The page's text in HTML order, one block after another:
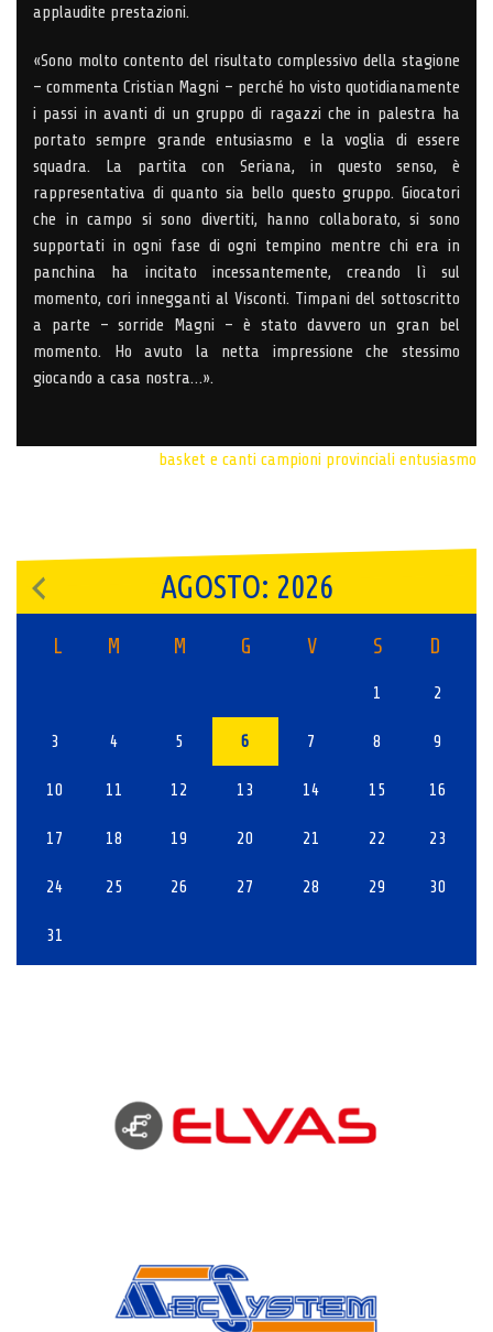
applaudite prestazioni.
«Sono molto contento del risultato complessivo della stagione
– commenta Cristian Magni – perché ho visto quotidianamente
i passi in avanti di un gruppo di ragazzi che in palestra ha
portato sempre grande entusiasmo e la voglia di essere
squadra. La partita con Seriana, in questo senso, è
rappresentativa di quanto sia bello questo gruppo. Giocatori
che in campo si sono divertiti, hanno collaborato, si sono
supportati in ogni fase di ogni tempino mentre chi era in
panchina ha incitato incessantemente, creando lì sul
momento, cori innegganti al Visconti. Timpani del sottoscritto
a parte – sorride Magni – è stato davvero un gran bel
momento. Ho avuto la netta impressione che stessimo
giocando a casa nostra…».
basket e canti campioni provinciali entusiasmo
AGOSTO: 2026
L M M G V S D
1 2
3 4 5 6 7 8 9
10 11 12 13 14 15 16
17 18 19 20 21 22 23
24 25 26 27 28 29 30
31